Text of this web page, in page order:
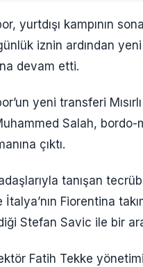
yurtdışı kampının
iznin ardından
devam etti.
yeni transferi Mısırlı
Salah, bordo-
çıktı.
tanışan
Fiorentina
Stefan Savic ile bir
Fatih Tekke